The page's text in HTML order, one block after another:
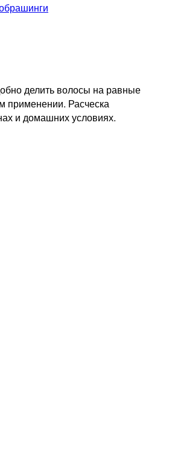
делить волосы на равные
применении. Расческа
и домашних условиях.